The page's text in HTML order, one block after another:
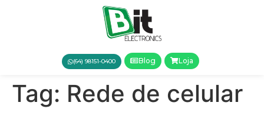
(64) 98151-0400 Blog Loja
Tag: Rede de celular